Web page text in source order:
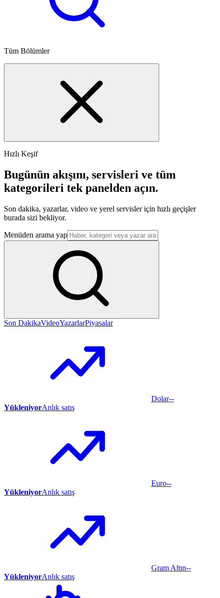
Tüm Bölümler
Hızlı Keşif
Bugünün akışını, servisleri ve tüm
kategorileri tek panelden açın.
Son dakika, yazarlar, video ve yerel servisler için hızlı geçişler
burada sizi bekliyor.
Menüden arama yap
Son DakikaVideoYazarlarPiyasalar
Dolar--
YükleniyorAnlık satış
Euro--
YükleniyorAnlık satış
Gram Altın--
YükleniyorAnlık satış